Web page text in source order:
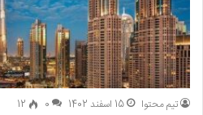
تیم محتوا 15 اسفند 1402 0
12